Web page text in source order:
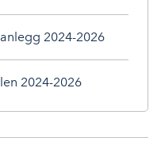
2024-2026
2024-2026